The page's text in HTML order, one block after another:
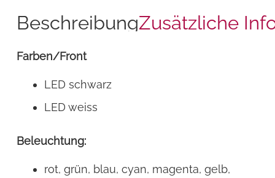
BeschreibungZusätzliche
Farben/Front
LED schwarz
LED weiss
Beleuchtung:
rot, grün, blau, cyan, magenta, gelb,